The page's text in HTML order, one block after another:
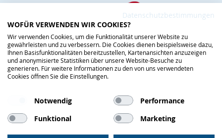
Datenschutzbestimmungen
WOFÜR VERWENDEN WIR COOKIES?
Wir verwenden Cookies, um die Funktionalität unserer Website zu
gewährleisten und zu verbessern. Die Cookies dienen beispielsweise dazu,
Ihnen Basisfunktionalitäten bereitzustellen, Kartenansichten anzuzeigen
und anonymisierte Statistiken über unsere Website-Besuche zu
generieren. Für weitere Informationen zu den von uns verwendeten
Cookies öffnen Sie die Einstellungen.
Notwendig
Performance
Funktional
Marketing